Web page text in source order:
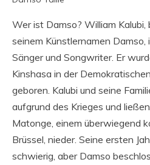
Wer ist Damso? William
seinem Künstlernamen Damso,
Sänger und Songwriter. Er
Kinshasa in der
geboren. Kalubi und seine
aufgrund des Krieges und
Matonge, einem überwiegend
Brüssel, nieder. Seine ersten
schwierig, aber Damso